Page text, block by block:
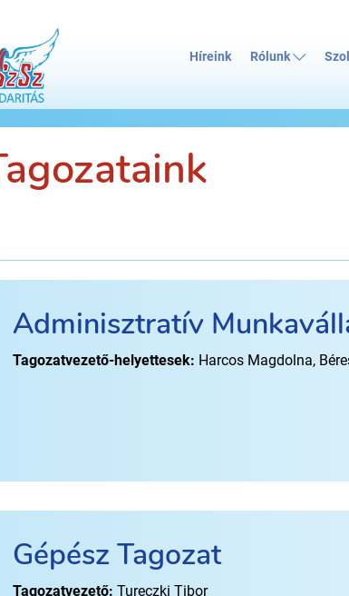
Híreink Rólunk
Adminisztratív
Tagozatvezető-helyettesek: Harcos Magdolna,
Gépész Tagozat
Tagozatvezető: Tureczki Tibor